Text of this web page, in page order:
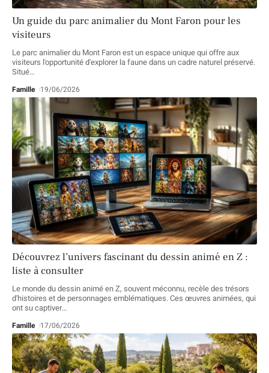
Un guide du parc animalier du Mont Faron pour les
visiteurs
Le parc animalier du Mont Faron est un espace unique qui offre aux
visiteurs l'opportunité d'explorer la faune dans un cadre naturel préservé.
Situé…
Famille 19/06/2026
Découvrez l’univers fascinant du dessin animé en Z :
liste à consulter
Le monde du dessin animé en Z, souvent méconnu, recèle des trésors
d'histoires et de personnages emblématiques. Ces œuvres animées, qui
ont su captiver…
Famille 17/06/2026